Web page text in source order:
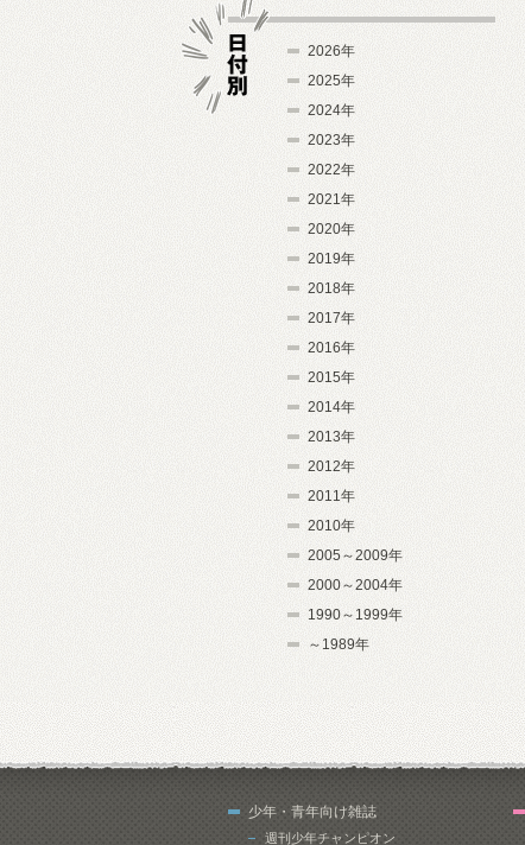
2026年
2025年
2024年
2023年
2022年
2021年
2020年
2019年
2018年
2017年
2016年
2015年
2014年
2013年
2012年
2011年
2010年
2005～2009年
2000～2004年
1990～1999年
～1989年
少年・青年向け雑誌
週刊少年チャンピオン